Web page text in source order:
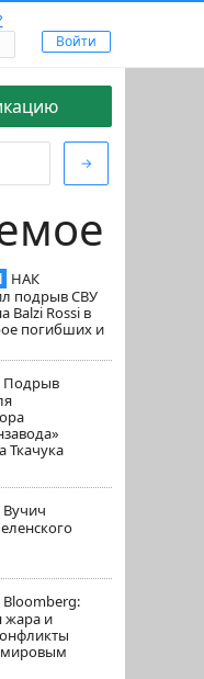
→
НАК
подрыв СВУ
Balzi Rossi в
погибших и
Подрыв
Ткачука
Вучич
Bloomberg:
жара и